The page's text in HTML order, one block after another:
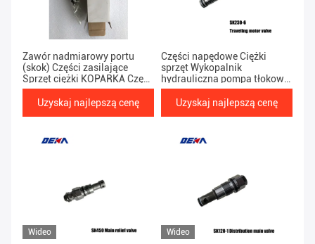
Zawór nadmiarowy portu
(skok) Części zasilające
Sprzęt ciężki KOPARKA Część
zamienna hydraulicznej
pompy tłokowej SK200-1
Uzyskaj najlepszą cenę
Części napędowe Ciężki
sprzęt Wykopalnik
hydrauliczna pompa tłokowa
części zamiennej SK230-6
Motor ruchowy zawór
Uzyskaj najlepszą cenę
Wideo Wideo